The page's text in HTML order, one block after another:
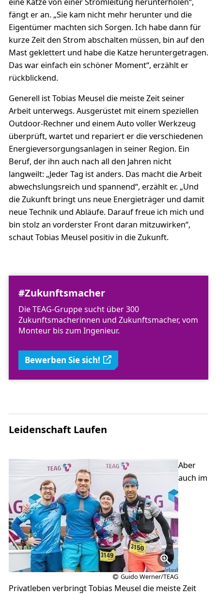
fängt er an. „Sie kam nicht mehr herunter und die
Eigentümer machten sich Sorgen. Ich habe dann für
kurze Zeit den Strom abschalten müssen, bin auf den
Mast geklettert und habe die Katze heruntergetragen.
Das war einfach ein schöner Moment“, erzählt er
rückblickend.
Generell ist Tobias Meusel die meiste Zeit seiner
Arbeit unterwegs. Ausgerüstet mit einem speziellen
Outdoor-Rechner und einem Auto voller Werkzeug
überprüft, wartet und repariert er die verschiedenen
Energieversorgungsanlagen in seiner Region. Ein
Beruf, der ihn auch nach all den Jahren nicht
langweilt: „Jeder Tag ist anders. Das macht die Arbeit
abwechslungsreich und spannend“, erzählt er. „Und
die Zukunft bringt uns neue Energieträger und damit
neue Technik und Abläufe. Darauf freue ich mich und
bin stolz an vorderster Front daran mitzuwirken“,
schaut Tobias Meusel positiv in die Zukunft.
#Zukunftsmacher
Die TEAG-Gruppe sucht über 300
Zukunftsmacherinnen und Zukunftsmacher, vom
Monteur bis zum Ingenieur.
Bewerben Sie sich!
Leidenschaft Laufen
Guido Werner/TEAG
Aber
auch im
Privatleben verbringt Tobias Meusel die meiste Zeit